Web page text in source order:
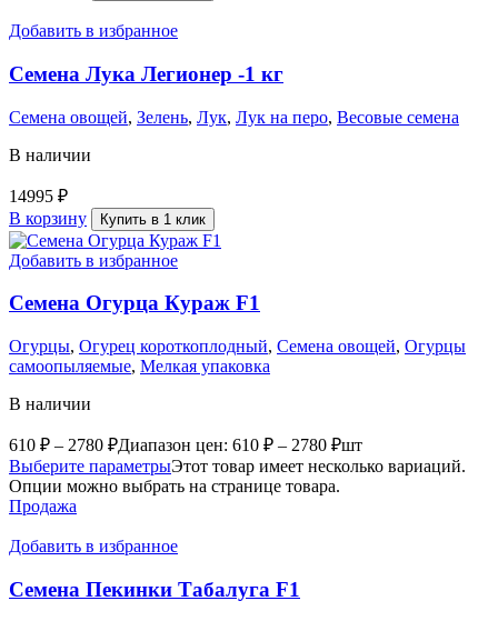
Добавить в избранное
Семена Лука Легионер -1 кг
Семена овощей, Зелень, Лук, Лук на перо, Весовые семена
В наличии
14995 ₽
В корзину
Купить в 1 клик
Добавить в избранное
Семена Огурца Кураж F1
Огурцы, Огурец короткоплодный, Семена овощей, Огурцы
самоопыляемые, Мелкая упаковка
В наличии
610 ₽ – 2780 ₽Диапазон цен: 610 ₽ – 2780 ₽шт
Выберите параметрыЭтот товар имеет несколько вариаций.
Опции можно выбрать на странице товара.
Продажа
Добавить в избранное
Семена Пекинки Табалуга F1